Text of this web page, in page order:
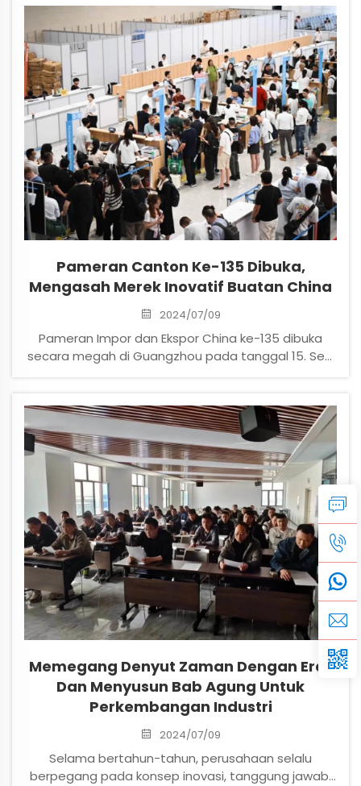
Permukiman dan Kementerian Industri dan
Informatika...
Pameran Canton Ke-135 Dibuka,
Mengasah Merek Inovatif Buatan China
2024/07/09
Pameran Impor dan Ekspor China ke-135 dibuka
secara megah di Guangzhou pada tanggal 15. Sesi
jumlah produk baru di lokasi melebihi...
Memegang Denyut Zaman Dengan Erat
Dan Menyusun Bab Agung Untuk
Perkembangan Industri
2024/07/09
Selama bertahun-tahun, perusahaan selalu
berpegang pada konsep inovasi, tanggung jawab,